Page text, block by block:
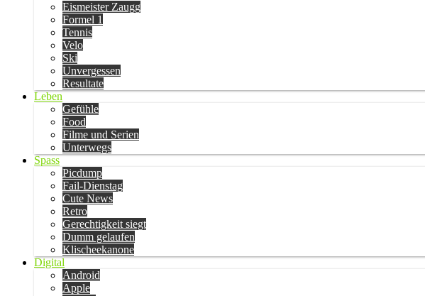
Eismeister Zaugg
Formel 1
Tennis
Velo
Ski
Unvergessen
Resultate
Leben
Gefühle
Food
Filme und Serien
Unterwegs
Spass
Picdump
Fail-Dienstag
Cute News
Retro
Gerechtigkeit siegt
Dumm gelaufen
Klischeekanone
Digital
Android
Apple